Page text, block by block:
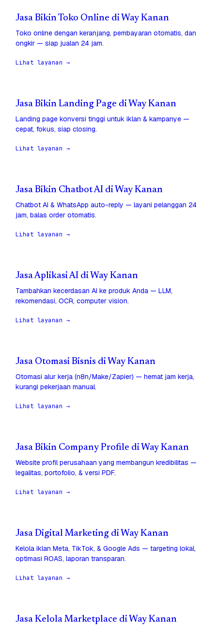
Jasa Bikin Toko Online di Way Kanan
Toko online dengan keranjang, pembayaran otomatis, dan
ongkir — siap jualan 24 jam.
Lihat layanan →
Jasa Bikin Landing Page di Way Kanan
Landing page konversi tinggi untuk iklan & kampanye —
cepat, fokus, siap closing.
Lihat layanan →
Jasa Bikin Chatbot AI di Way Kanan
Chatbot AI & WhatsApp auto-reply — layani pelanggan 24
jam, balas order otomatis.
Lihat layanan →
Jasa Aplikasi AI di Way Kanan
Tambahkan kecerdasan AI ke produk Anda — LLM,
rekomendasi, OCR, computer vision.
Lihat layanan →
Jasa Otomasi Bisnis di Way Kanan
Otomasi alur kerja (n8n/Make/Zapier) — hemat jam kerja,
kurangi pekerjaan manual.
Lihat layanan →
Jasa Bikin Company Profile di Way Kanan
Website profil perusahaan yang membangun kredibilitas —
legalitas, portofolio, & versi PDF.
Lihat layanan →
Jasa Digital Marketing di Way Kanan
Kelola iklan Meta, TikTok, & Google Ads — targeting lokal,
optimasi ROAS, laporan transparan.
Lihat layanan →
Jasa Kelola Marketplace di Way Kanan